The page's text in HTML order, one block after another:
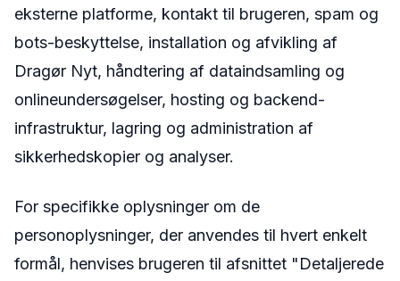
eksterne platforme, kontakt til brugeren, spam og
bots-beskyttelse, installation og afvikling af
Dragør Nyt, håndtering af dataindsamling og
onlineundersøgelser, hosting og backend-
infrastruktur, lagring og administration af
sikkerhedskopier og analyser.
For specifikke oplysninger om de
personoplysninger, der anvendes til hvert enkelt
formål, henvises brugeren til afsnittet "Detaljerede